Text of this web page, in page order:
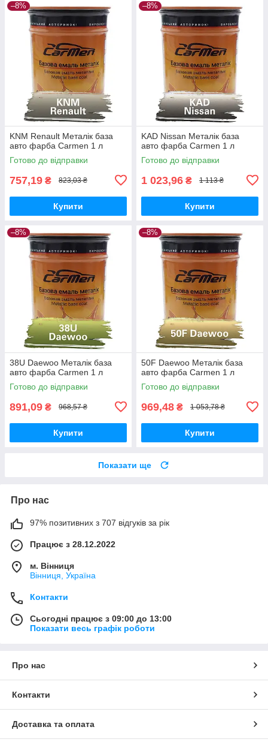
–8%
KNM Renault Металік база
авто фарба Carmen 1 л
Готово до відправки
757,19 ₴ 823,03 ₴
Купити
–8%
KAD Nissan Металік база
авто фарба Carmen 1 л
Готово до відправки
1 023,96 ₴ 1 113 ₴
Купити
–8%
38U Daewoo Металік база
авто фарба Carmen 1 л
Готово до відправки
891,09 ₴ 968,57 ₴
Купити
–8%
50F Daewoo Металік база
авто фарба Carmen 1 л
Готово до відправки
969,48 ₴ 1 053,78 ₴
Купити
Показати ще
Про нас
97% позитивних з 707 відгуків за рік
Працює з 28.12.2022
м. Вінниця
Вінниця, Україна
Контакти
Сьогодні працює з 09:00 до 13:00
Показати весь графік роботи
Про нас
Контакти
Доставка та оплата